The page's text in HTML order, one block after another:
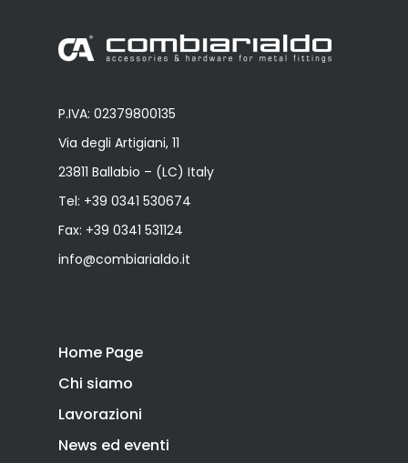
P.IVA: 02379800135
Via degli Artigiani, 11
23811 Ballabio – (LC) Italy
Tel: +39 0341 530674
Fax: +39 0341 531124
info@combiarialdo.it
Home Page
Chi siamo
Lavorazioni
News ed eventi